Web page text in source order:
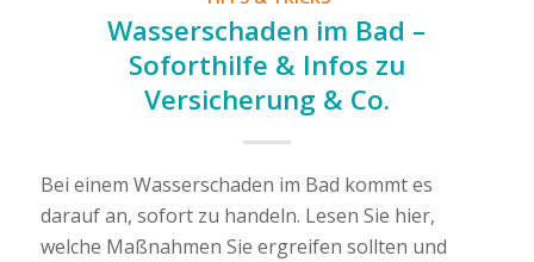
Wasserschaden im Bad –
Soforthilfe & Infos zu
Versicherung & Co.
Bei einem Wasserschaden im Bad kommt es
darauf an, sofort zu handeln. Lesen Sie hier,
welche Maßnahmen Sie ergreifen sollten und